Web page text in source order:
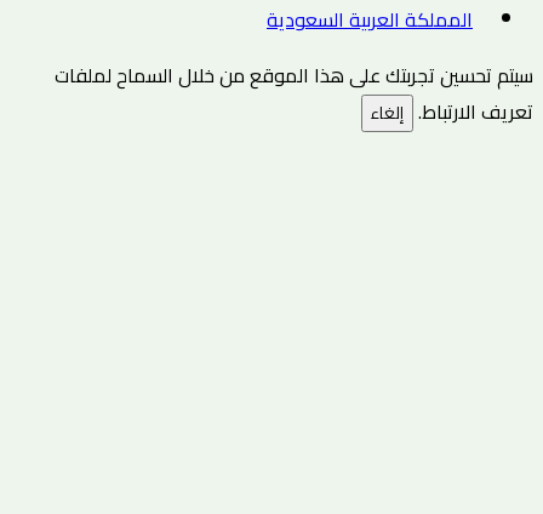
المملكة العربية السعودية
سيتم تحسين تجربتك على هذا الموقع من خلال السماح لملفات
تعريف الارتباط. إلغاء